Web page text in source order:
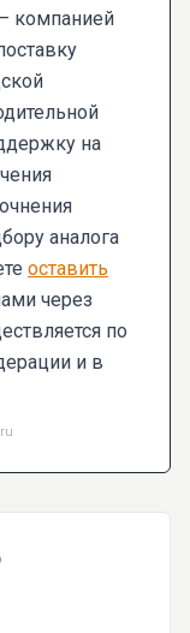
компанией
на
аналога
оставить
через
по
и в